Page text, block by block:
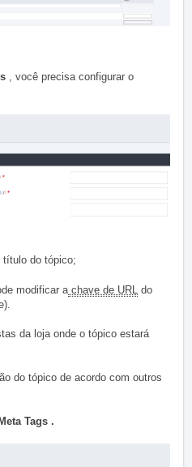
, você precisa configurar o
do tópico;
modificar a chave de URL do
da loja onde o tópico estará
do tópico de acordo com outros
Meta Tags .